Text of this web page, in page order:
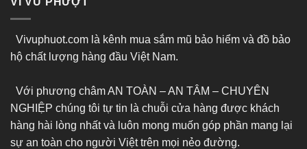
Vivuphuot.com là kênh mua sắm mũ bảo hiểm và đồ bảo
hộ chất lượng hàng đầu Việt Nam.
Với phương châm AN TOÀN – AN TÂM – CHUYÊN
NGHIỆP chúng tôi tự tin là chuỗi cửa hàng được khách
hàng hài lòng nhất và luôn mong muốn góp phần mang lại
sự an toàn cho người Việt trên mọi nẻo đường.